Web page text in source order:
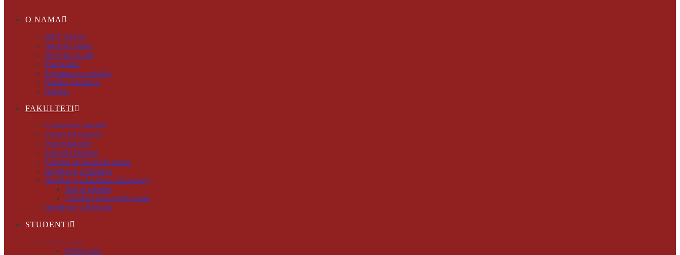
O NAMA
Riječ rektora
Nastavni kadar
Dozvole za rad
Pravni akti
Sporazumi o saradnji
Gender-Inclusive
Galerija
FAKULTETI
Ekonomski fakultet
Filozofski fakultet
Pravni fakultet
Tehnički fakultet
Fakultet računarskih nauka
Odjeljenje u Trebinju
Odjeljenje u Istočnom Sarajevu
Pravni fakultet
Fakultet računarskih nauka
Odjeljenje u Brčkom
STUDENTI
Online upis
Online upis